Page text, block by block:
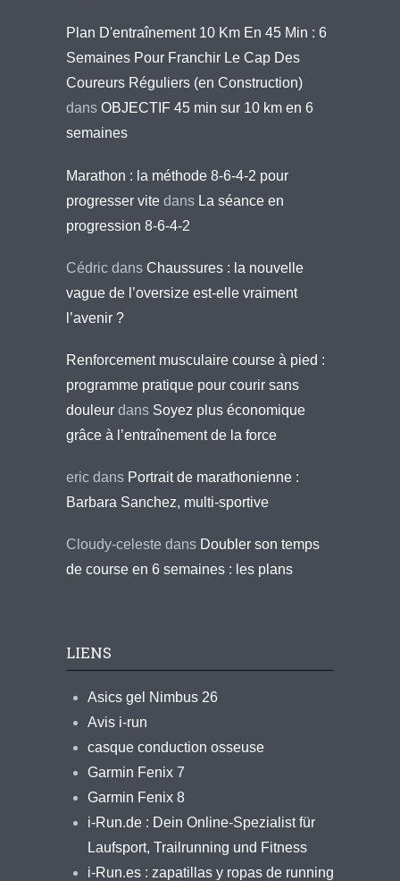
Plan D'entraînement 10 Km En 45 Min : 6
Semaines Pour Franchir Le Cap Des
Coureurs Réguliers (en Construction)
dans OBJECTIF 45 min sur 10 km en 6
semaines
Marathon : la méthode 8-6-4-2 pour
progresser vite dans La séance en
progression 8-6-4-2
Cédric dans Chaussures : la nouvelle
vague de l’oversize est-elle vraiment
l’avenir ?
Renforcement musculaire course à pied :
programme pratique pour courir sans
douleur dans Soyez plus économique
grâce à l’entraînement de la force
eric dans Portrait de marathonienne :
Barbara Sanchez, multi-sportive
Cloudy-celeste dans Doubler son temps
de course en 6 semaines : les plans
LIENS
Asics gel Nimbus 26
Avis i-run
casque conduction osseuse
Garmin Fenix 7
Garmin Fenix 8
i-Run.de : Dein Online-Spezialist für
Laufsport, Trailrunning und Fitness
i-Run.es : zapatillas y ropas de running